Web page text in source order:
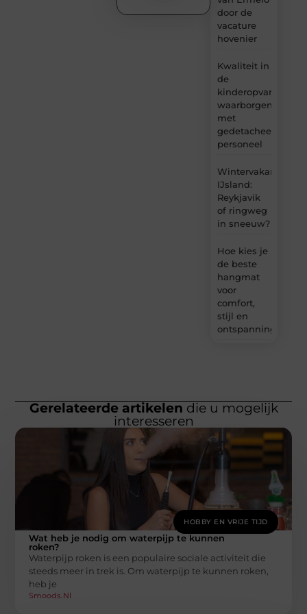
door de
vacature
hovenier
Kwaliteit in
de
kinderopvang
waarborgen
met
gedetacheerd
personeel
Wintervakantie
IJsland:
Reykjavik
of ringweg
in sneeuw?
Hoe kies je
de beste
hangmat
voor
comfort,
stijl en
ontspanning?
Gerelateerde artikelen die u mogelijk
interesseren
HOBBY EN VRIJE TIJD
Wat heb je nodig om waterpijp te kunnen
roken?
Waterpijp roken is een populaire sociale activiteit die
steeds meer in trek is. Om waterpijp te kunnen roken,
heb je
Smoods.nl